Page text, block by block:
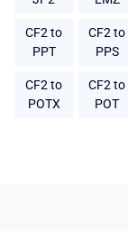
CF2 to
PPT
CF2 to
PPS
CF2 to
POTX
CF2 to
POT